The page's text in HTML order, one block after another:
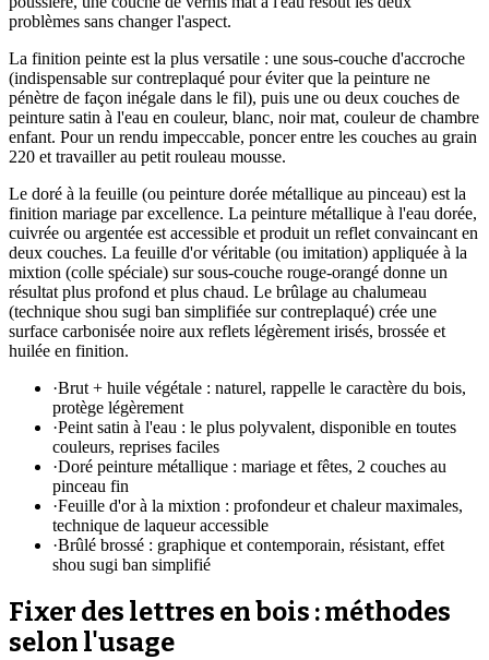
problèmes sans changer l'aspect.
La finition peinte est la plus versatile : une sous-couche d'accroche
(indispensable sur contreplaqué pour éviter que la peinture ne
pénètre de façon inégale dans le fil), puis une ou deux couches de
peinture satin à l'eau en couleur, blanc, noir mat, couleur de chambre
enfant. Pour un rendu impeccable, poncer entre les couches au grain
220 et travailler au petit rouleau mousse.
Le doré à la feuille (ou peinture dorée métallique au pinceau) est la
finition mariage par excellence. La peinture métallique à l'eau dorée,
cuivrée ou argentée est accessible et produit un reflet convaincant en
deux couches. La feuille d'or véritable (ou imitation) appliquée à la
mixtion (colle spéciale) sur sous-couche rouge-orangé donne un
résultat plus profond et plus chaud. Le brûlage au chalumeau
(technique shou sugi ban simplifiée sur contreplaqué) crée une
surface carbonisée noire aux reflets légèrement irisés, brossée et
huilée en finition.
·Brut + huile végétale : naturel, rappelle le caractère du bois,
protège légèrement
·Peint satin à l'eau : le plus polyvalent, disponible en toutes
couleurs, reprises faciles
·Doré peinture métallique : mariage et fêtes, 2 couches au
pinceau fin
·Feuille d'or à la mixtion : profondeur et chaleur maximales,
technique de laqueur accessible
·Brûlé brossé : graphique et contemporain, résistant, effet
shou sugi ban simplifié
Fixer des lettres en bois : méthodes
selon l'usage